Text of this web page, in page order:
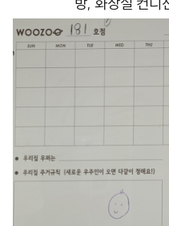
방, 화장실 컨디